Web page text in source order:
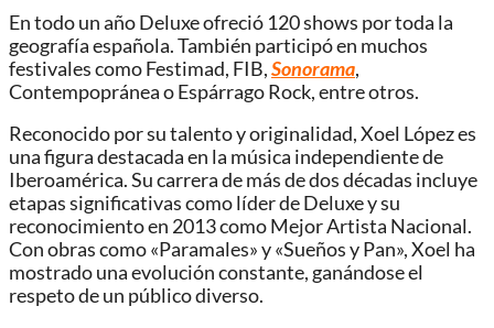
En todo un año Deluxe ofreció 120 shows por toda la
geografía española. También participó en muchos
festivales como Festimad, FIB,Sonorama,
Contempopránea o Espárrago Rock, entre otros.
Reconocido por su talento y originalidad, Xoel López es
una figura destacada en la música independiente de
Iberoamérica. Su carrera de más de dos décadas incluye
etapas significativas como líder de Deluxe y su
reconocimiento en 2013 como Mejor Artista Nacional.
Con obras como «Paramales» y «Sueños y Pan», Xoel ha
mostrado una evolución constante, ganándose el
respeto de un público diverso.